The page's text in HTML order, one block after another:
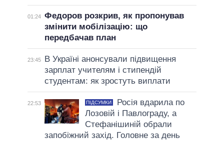
01:24 Федоров розкрив, як пропонував
змінити мобілізацію: що
передбачав план
23:45
В Україні анонсували підвищення
зарплат учителям і стипендій
студентам: як зростуть виплати
22:53 ПІДСУМКИ
Росія вдарила по
Лозовій і Павлограду, а
Стефанішиній обрали
запобіжний захід. Головне за день